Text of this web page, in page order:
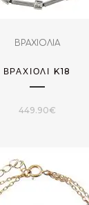
ΒΡΑΧΙΟΛΙΑ
ΒΡΑΧΙΌΛΙ K18
449.90€